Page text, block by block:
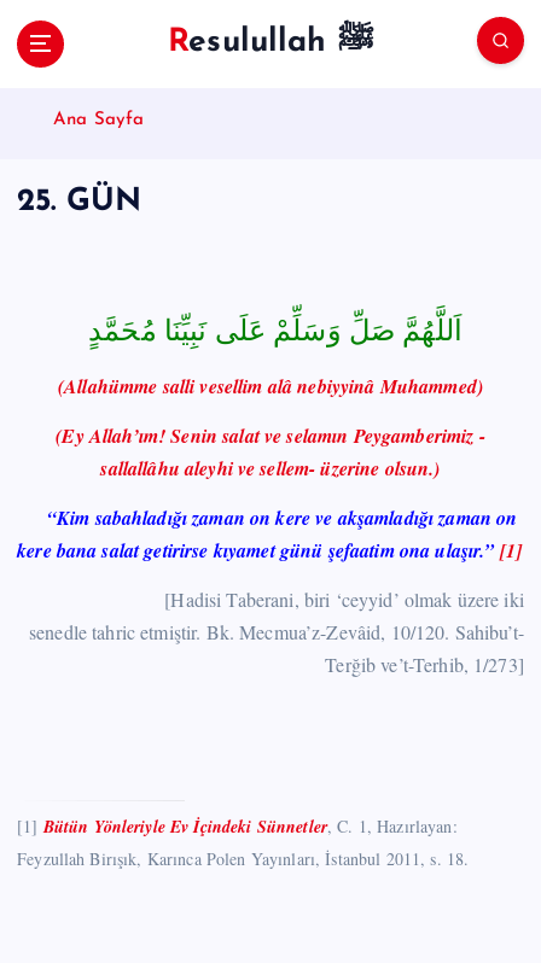
Resulullah ﷺ
Ana Sayfa
25. GÜN
اَللَّهُمَّ صَلِّ وَسَلِّمْ عَلَى نَبِيِّنَا مُحَمَّدٍ
(Allahümme salli vesellim alâ nebiyyinâ Muhammed)
(Ey Allah’ım! Senin salat ve selamın Peygamberimiz -
sallallâhu aleyhi ve sellem- üzerine olsun.)
“Kim sabahladığı zaman on kere ve akşamladığı zaman on
kere bana salat getirirse kıyamet günü şefaatim ona ulaşır.”[1]
[Hadisi Taberani, biri ‘ceyyid’ olmak üzere iki
senedle tahric etmiştir. Bk. Mecmua’z-Zevâid, 10/120. Sahibu’t-
Terğib ve’t-Terhib, 1/273]
[1] Bütün Yönleriyle Ev İçindeki Sünnetler, C. 1, Hazırlayan:
Feyzullah Birışık, Karınca Polen Yayınları, İstanbul 2011, s. 18.